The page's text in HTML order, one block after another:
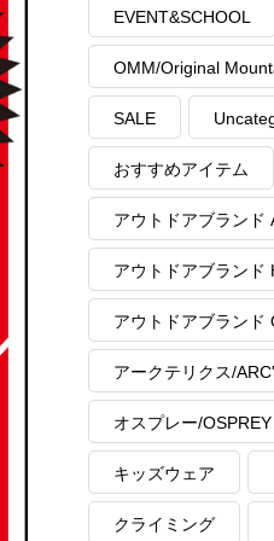
EVENT&SCHOOL
OMM/Original
SALE
おすすめアイテム
アウトドアブランド
アウトドアブランド
アウトドアブランド
アークテリクス/
オスプレー/OSPREY
キッズウェア
クライミング